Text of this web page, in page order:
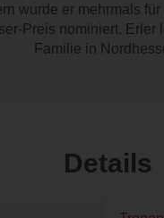
wurde er mehrmals
Preis nominiert. Erler
Familie in
Details